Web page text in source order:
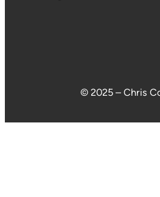
© 2025 – Chris